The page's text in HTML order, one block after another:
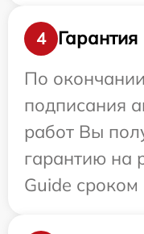
4
Гарантия
По
подписания
работ Вы
гарантию на
Guide